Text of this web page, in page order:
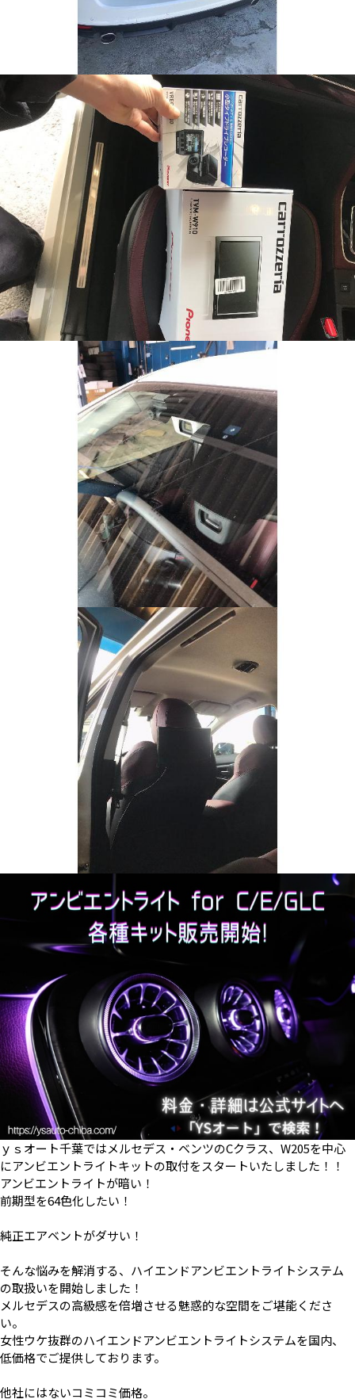
ｙｓオート千葉ではメルセデス・ベンツのCクラス、W205を中心
にアンビエントライトキットの取付をスタートいたしました！！
アンビエントライトが暗い！
前期型を64色化したい！
純正エアベントがダサい！
そんな悩みを解消する、ハイエンドアンビエントライトシステム
の取扱いを開始しました！
メルセデスの高級感を倍増させる魅惑的な空間をご堪能くださ
い。
女性ウケ抜群のハイエンドアンビエントライトシステムを国内、
低価格でご提供しております。
他社にはないコミコミ価格。